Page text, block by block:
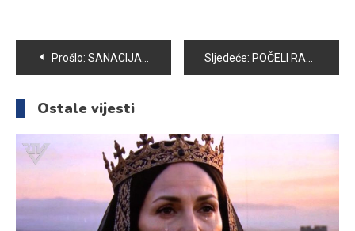
Navigacija
članaka
Prošlo: SANACIJA KLIZIŠTA DRESKOVAČA U ZAVRŠNOJ FAZI Sljedeće: POČELI RADOVI NA REKONSTRUKCIJI SAOBRAĆAJNICE U MZ KOBILJA GLAVA
Ostale vijesti